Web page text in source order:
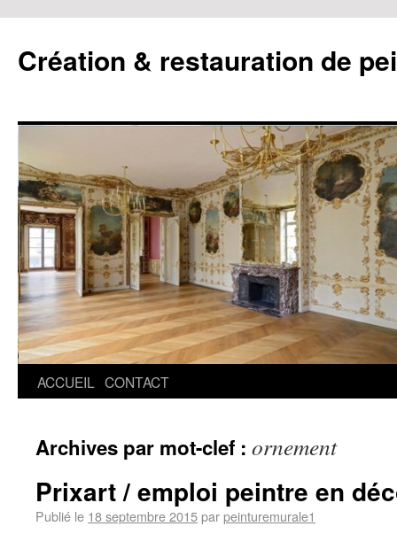
Création & restauration de
ACCUEIL CONTACT
Archives par mot-clef : ornement
Prixart / emploi peintre en
Publié le 18 septembre 2015parpeinturemurale1